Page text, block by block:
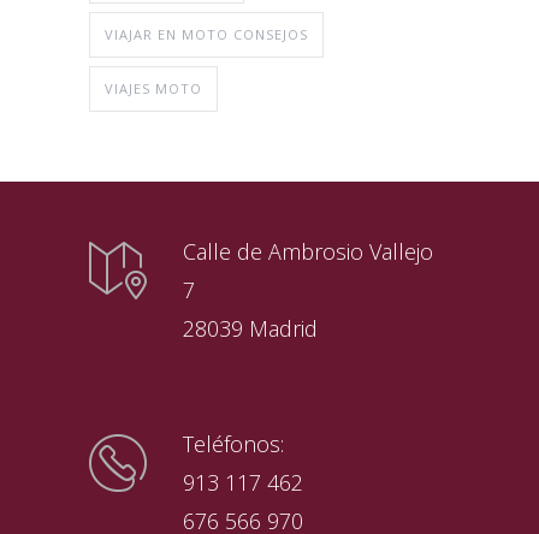
VIAJAR EN MOTO CONSEJOS
VIAJES MOTO
Calle de Ambrosio Vallejo
7
28039 Madrid
Teléfonos:
913 117 462
676 566 970